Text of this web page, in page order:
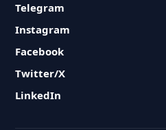
Telegram
Instagram
Facebook
Twitter/X
LinkedIn